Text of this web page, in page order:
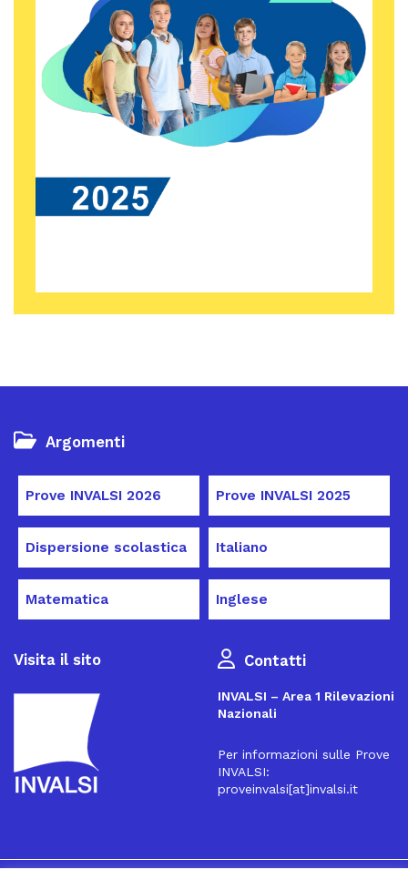
Argomenti
Prove INVALSI 2026 Prove INVALSI 2025
Dispersione scolastica Italiano
Matematica Inglese
Visita il sito Contatti
INVALSI – Area 1 Rilevazioni
Nazionali
Per informazioni sulle Prove
INVALSI:
proveinvalsi[at]invalsi.it